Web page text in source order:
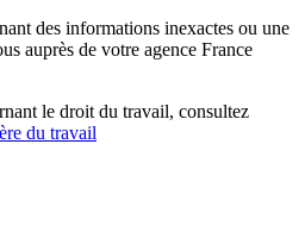
des informations inexactes ou une
auprès de votre agence France
le droit du travail, consultez
du travail